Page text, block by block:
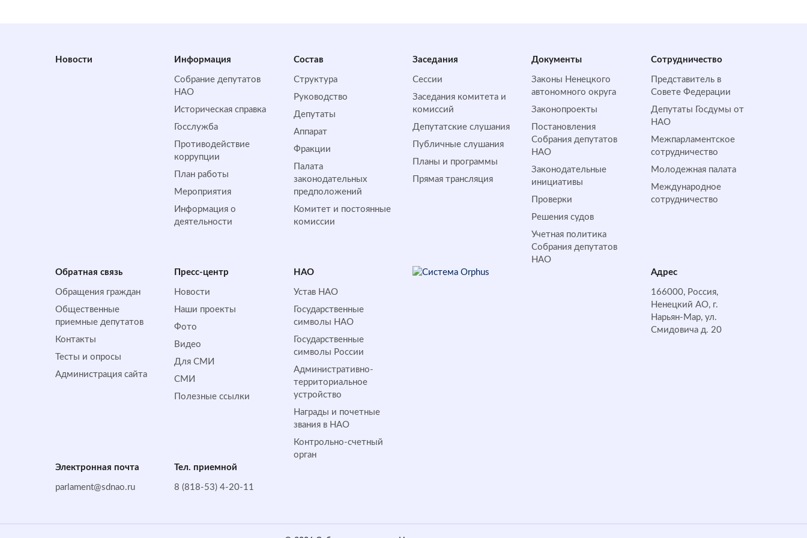
Новости Информация
Собрание депутатов
НАО
Историческая справка
Госслужба
Противодействие
коррупции
План работы
Мероприятия
Информация о
деятельности
Состав
Структура
Руководство
Депутаты
Аппарат
Фракции
Палата
законодательных
предположений
Комитет и постоянные
комиссии
Заседания
Сессии
Заседания комитета и
комиссий
Депутатские слушания
Публичные слушания
Планы и программы
Прямая трансляция
Документы
Законы Ненецкого
автономного округа
Законопроекты
Постановления
Собрания депутатов
НАО
Законодательные
инициативы
Проверки
Решения судов
Учетная политика
Собрания депутатов
НАО
Сотрудничество
Представитель в
Совете Федерации
Депутаты Госдумы от
НАО
Межпарламентское
сотрудничество
Молодежная палата
Международное
сотрудничество
Обратная cвязь
Обращения граждан
Общественные
приемные депутатов
Контакты
Тесты и опросы
Администрация сайта
Пресс-центр
Новости
Наши проекты
Фото
Видео
Для СМИ
СМИ
Полезные ссылки
НАО
Устав НАО
Государственные
символы НАО
Государственные
символы России
Административно-
территориальное
устройство
Награды и почетные
звания в НАО
Контрольно-счетный
орган
Адрес
166000, Россия,
Ненецкий АО, г.
Нарьян-Мар, ул.
Смидовича д. 20
Электронная почта
parlament@sdnao.ru
Тел. приемной
8 (818-53) 4-20-11